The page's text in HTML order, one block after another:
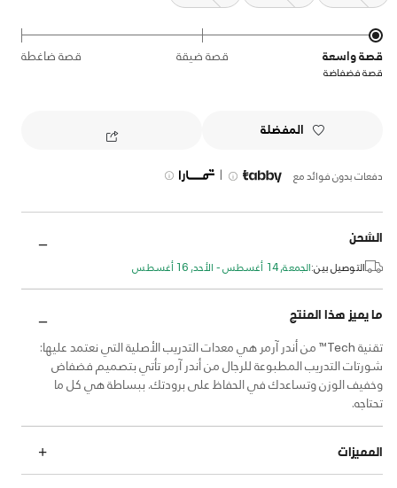
قصة واسعة قصة ضيقة قصة ضاغطة
قصة فضفاضة
المفضلة
دفعات بدون فوائد مع |
الشحن
التوصيل بين:الجمعة, 14 أغسطس - الأحد, 16 أغسطس
ما يميز هذا المنتج
تقنية Tech™ من أندر آرمر هي معدات التدريب الأصلية التي نعتمد عليها:
شورتات التدريب المطبوعة للرجال من أندر آرمر تأتي بتصميم فضفاض
وخفيف الوزن وتساعدك في الحفاظ على برودتك. ببساطة هي كل ما
تحتاجه.
المميزات